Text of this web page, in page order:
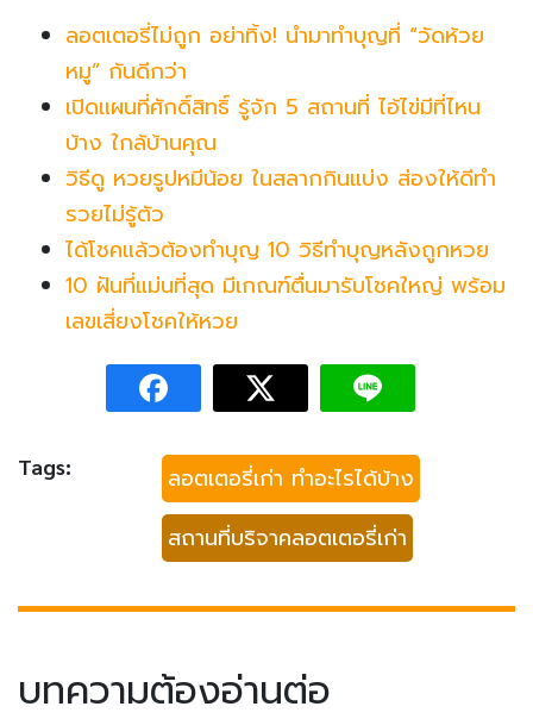
ลอตเตอรี่ไม่ถูก อย่าทิ้ง! นำมาทำบุญที่ “วัดห้วย
หมู” กันดีกว่า
เปิดแผนที่ศักดิ์สิทธิ์ รู้จัก 5 สถานที่ ไอ้ไข่มีที่ไหน
บ้าง ใกล้บ้านคุณ
วิธีดู หวยรูปหมีน้อย ในสลากกินแบ่ง ส่องให้ดีทำ
รวยไม่รู้ตัว
ได้โชคแล้วต้องทำบุญ 10 วิธีทำบุญหลังถูกหวย
10 ฝันที่แม่นที่สุด มีเกณฑ์ตื่นมารับโชคใหญ่ พร้อม
เลขเสี่ยงโชคให้หวย
Tags:
ลอตเตอรี่เก่า ทำอะไรได้บ้าง
สถานที่บริจาคลอตเตอรี่เก่า
บทความต้องอ่านต่อ